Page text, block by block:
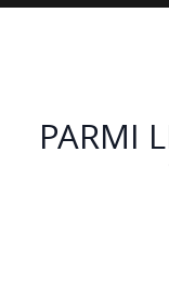
PARMI